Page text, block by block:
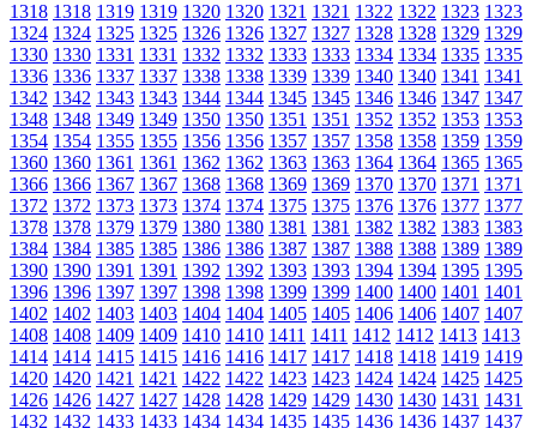
1318 1318 1319 1319 1320 1320 1321 1321 1322 1322 1323 1323
1324 1324 1325 1325 1326 1326 1327 1327 1328 1328 1329 1329
1330 1330 1331 1331 1332 1332 1333 1333 1334 1334 1335 1335
1336 1336 1337 1337 1338 1338 1339 1339 1340 1340 1341 1341
1342 1342 1343 1343 1344 1344 1345 1345 1346 1346 1347 1347
1348 1348 1349 1349 1350 1350 1351 1351 1352 1352 1353 1353
1354 1354 1355 1355 1356 1356 1357 1357 1358 1358 1359 1359
1360 1360 1361 1361 1362 1362 1363 1363 1364 1364 1365 1365
1366 1366 1367 1367 1368 1368 1369 1369 1370 1370 1371 1371
1372 1372 1373 1373 1374 1374 1375 1375 1376 1376 1377 1377
1378 1378 1379 1379 1380 1380 1381 1381 1382 1382 1383 1383
1384 1384 1385 1385 1386 1386 1387 1387 1388 1388 1389 1389
1390 1390 1391 1391 1392 1392 1393 1393 1394 1394 1395 1395
1396 1396 1397 1397 1398 1398 1399 1399 1400 1400 1401 1401
1402 1402 1403 1403 1404 1404 1405 1405 1406 1406 1407 1407
1408 1408 1409 1409 1410 1410 1411 1411 1412 1412 1413 1413
1414 1414 1415 1415 1416 1416 1417 1417 1418 1418 1419 1419
1420 1420 1421 1421 1422 1422 1423 1423 1424 1424 1425 1425
1426 1426 1427 1427 1428 1428 1429 1429 1430 1430 1431 1431
1432 1432 1433 1433 1434 1434 1435 1435 1436 1436 1437 1437